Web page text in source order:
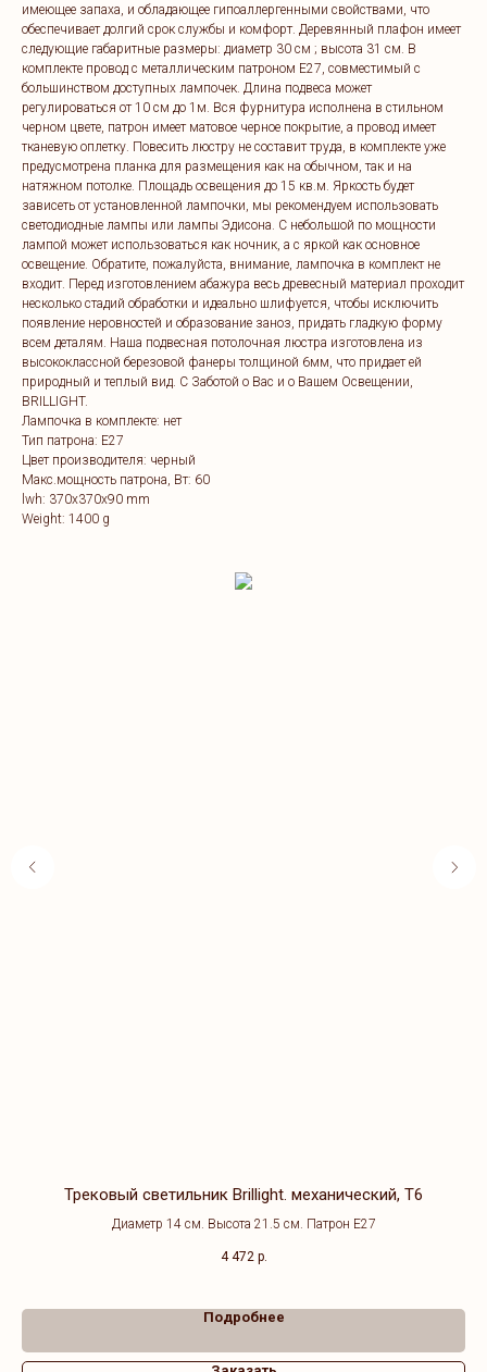
имеющее запаха, и обладающее гипоаллергенными свойствами, что
обеспечивает долгий срок службы и комфорт. Деревянный плафон имеет
следующие габаритные размеры: диаметр 30 см ; высота 31 см. В
комплекте провод с металлическим патроном E27, совместимый с
большинством доступных лампочек. Длина подвеса может
регулироваться от 10 см до 1м. Вся фурнитура исполнена в стильном
черном цвете, патрон имеет матовое черное покрытие, а провод имеет
тканевую оплетку. Повесить люстру не составит труда, в комплекте уже
предусмотрена планка для размещения как на обычном, так и на
натяжном потолке. Площадь освещения до 15 кв.м. Яркость будет
зависеть от установленной лампочки, мы рекомендуем использовать
светодиодные лампы или лампы Эдисона. С небольшой по мощности
лампой может использоваться как ночник, а с яркой как основное
освещение. Обратите, пожалуйста, внимание, лампочка в комплект не
входит. Перед изготовлением абажура весь древесный материал проходит
несколько стадий обработки и идеально шлифуется, чтобы исключить
появление неровностей и образование заноз, придать гладкую форму
всем деталям. Наша подвесная потолочная люстра изготовлена из
высококлассной березовой фанеры толщиной 6мм, что придает ей
природный и теплый вид. C Заботой о Вас и о Вашем Освещении,
BRILLIGHT.
Лампочка в комплекте: нет
Тип патрона: E27
Цвет производителя: черный
Макс.мощность патрона, Вт: 60
lwh: 370x370x90 mm
Weight: 1400 g
Трековый светильник Brillight. механический, T6
Диаметр 14 см. Высота 21.5 см. Патрон Е27
4 472 р.
Подробнее